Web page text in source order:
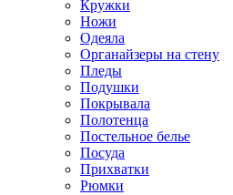
Кружки
Ножи
Одеяла
Органайзеры на стену
Пледы
Подушки
Покрывала
Полотенца
Постельное белье
Посуда
Прихватки
Рюмки